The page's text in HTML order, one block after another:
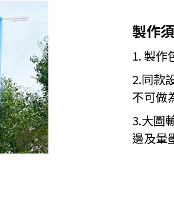
製作
1. 製作
2.同款
不可做
3.大圖
邊及暈